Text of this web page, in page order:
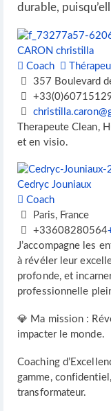
durable,
CARON christilla
Coach
357 Boulevard
Therapeute Clean,
et en visio.
Cedryc Jouniaux
Coach
Paris, France
+33608280564
J’accompagne les
à révéler leur
profonde, et
professionnelle
💎 Ma mission :
impacter le monde.
Coaching
gamme,
transformateur.